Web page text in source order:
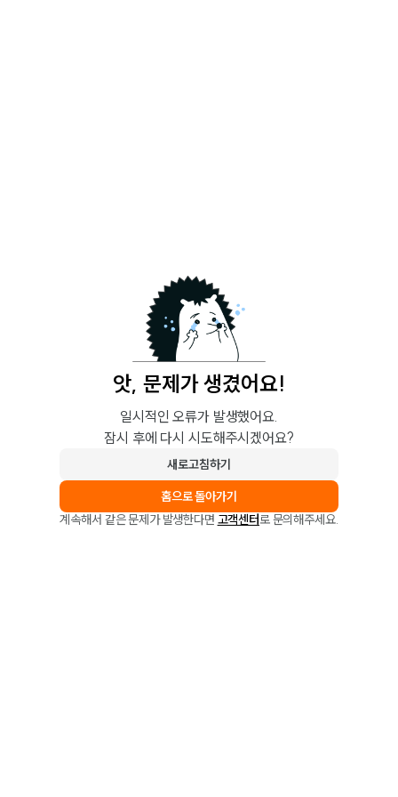
앗, 문제가 생겼어요!
일시적인 오류가 발생했어요.
잠시 후에 다시 시도해주시겠어요?
새로고침하기
홈으로 돌아가기
계속해서 같은 문제가 발생한다면 고객센터로 문의해주세요.